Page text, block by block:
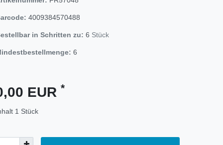
4009384570488
in Schritten zu: 6 Stück
6
EUR *
1 Stück